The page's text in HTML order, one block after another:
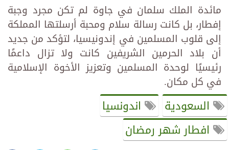
مائدة الملك سلمان في جاوة لم تكن مجرد وجبة
إفطار، بل كانت رسالة سلام ومحبة أرسلتها المملكة
إلى قلوب المسلمين في إندونيسيا، لتؤكد من جديد
أن بلاد الحرمين الشريفين كانت ولا تزال داعمًا
رئيسيًا لوحدة المسلمين وتعزيز الأخوة الإسلامية
في كل مكان.
السعودية
اندونسيا
افطار شهر رمضان